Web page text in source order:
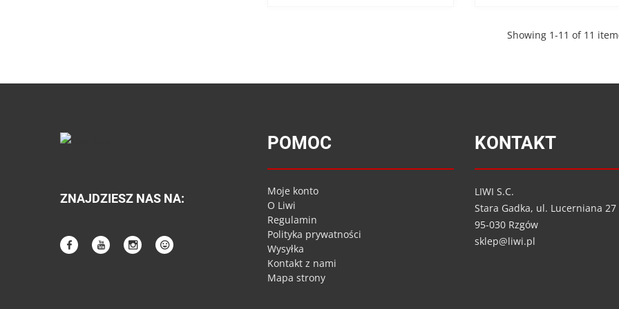
Showing 1-11 of 11
ZNAJDZIESZ NAS NA:
POMOC
Moje konto
O Liwi
Regulamin
Polityka prywatności
Wysyłka
Kontakt z nami
Mapa strony
KONTAKT
LIWI S.C.
Stara Gadka, ul. Lucerniana 27
95-030 Rzgów
sklep@liwi.pl